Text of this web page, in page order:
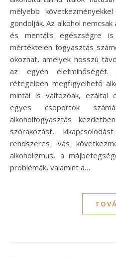
mélyebb
gondolják. Az alkohol
és mentális egészségre
mértéktelen fogyasztás
okozhat, amelyek hosszú
az egyén életminőségét.
rétegeiben megfigyelhető
mintái is változóak, ezáltal
egyes csoportok
alkoholfogyasztás
szórakozást,
rendszeres ivás
alkoholizmus, a
problémák, valamint a…